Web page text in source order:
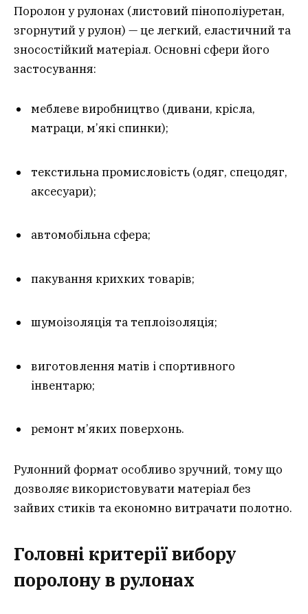
Поролон у рулонах (листовий пінополіуретан,
згорнутий у рулон) — це легкий, еластичний та
зносостійкий матеріал. Основні сфери його
застосування:
меблеве виробництво (дивани, крісла,
матраци, м’які спинки);
текстильна промисловість (одяг, спецодяг,
аксесуари);
автомобільна сфера;
пакування крихких товарів;
шумоізоляція та теплоізоляція;
виготовлення матів і спортивного
інвентарю;
ремонт м’яких поверхонь.
Рулонний формат особливо зручний, тому що
дозволяє використовувати матеріал без
зайвих стиків та економно витрачати полотно.
Головні критерії вибору
поролону в рулонах